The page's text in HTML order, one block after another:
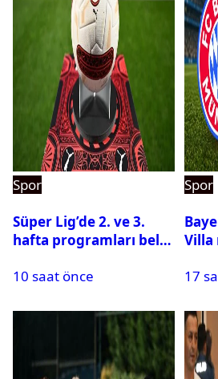
Spor
Süper Lig’de 2. ve 3.
hafta programları belli
10 saat önce
Spor
Villa
saat
17